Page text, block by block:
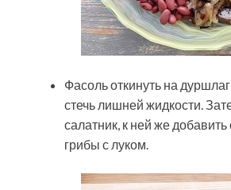
Фасоль откинуть на
стечь лишней жидкости.
салатник, к ней же
грибы с луком.